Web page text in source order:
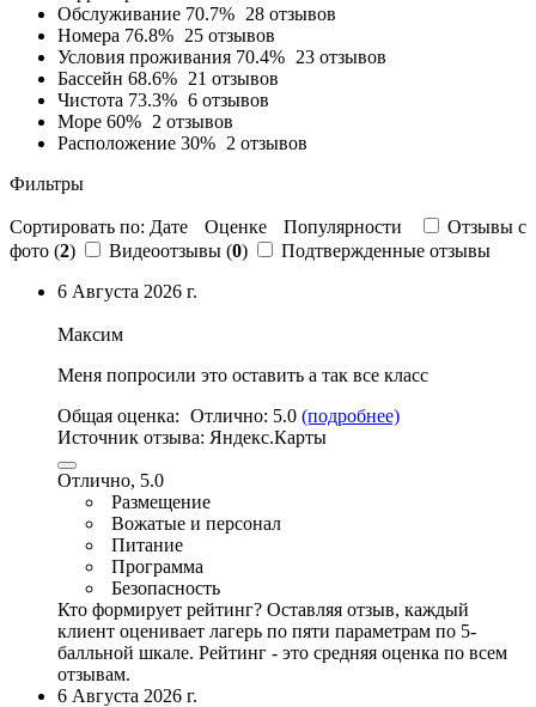
Обслуживание 70.7% 28 отзывов
Номера 76.8% 25 отзывов
Условия проживания 70.4% 23 отзывов
Бассейн 68.6% 21 отзывов
Чистота 73.3% 6 отзывов
Море 60% 2 отзывов
Расположение 30% 2 отзывов
Фильтры
Сортировать по: Дате Оценке Популярности
Отзывы c
фото (2) Видеоотзывы (0)
Подтвержденные отзывы
6 Августа 2026 г.
Максим
Меня попросили это оставить а так все класс
Общая оценка: Отлично: 5.0 (подробнее)
Источник отзыва: Яндекс.Карты
Отлично, 5.0
Размещение
Вожатые и персонал
Питание
Программа
Безопасность
Кто формирует рейтинг? Оставляя отзыв, каждый
клиент оценивает лагерь по пяти параметрам по 5-
балльной шкале. Рейтинг - это средняя оценка по всем
отзывам.
6 Августа 2026 г.